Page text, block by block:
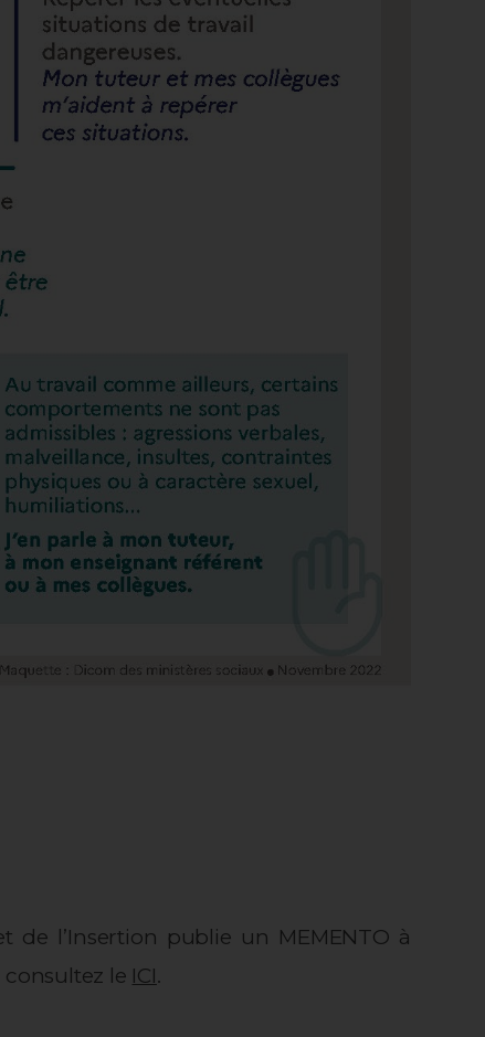
l’Insertion publie un MEMENTO à
le ICI.